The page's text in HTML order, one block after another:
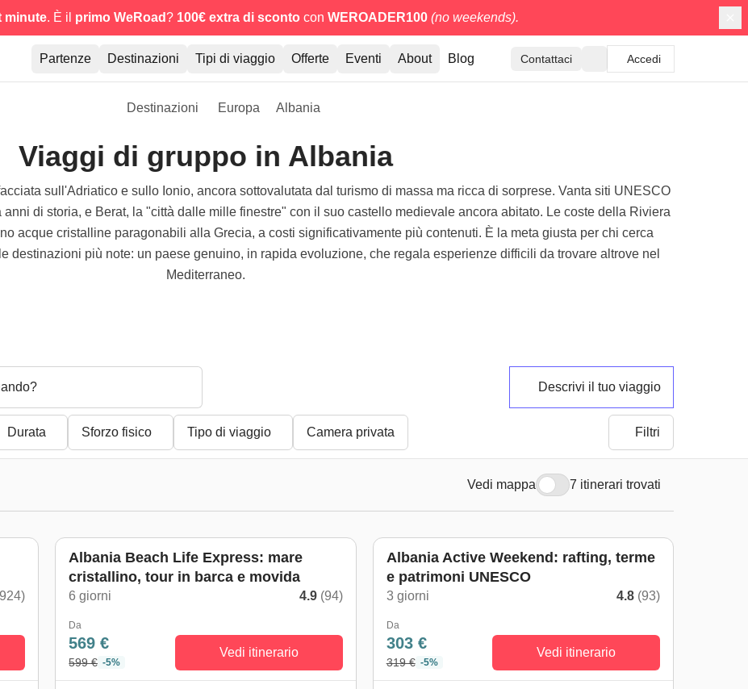
minute. È il primo WeRoad? 100€ extra di scontocon WEROADER100 (no weekends).
Partenze Destinazioni Tipi di viaggio Offerte Eventi About Blog Contattaci Accedi
Destinazioni Europa Albania
Viaggi di gruppo in Albania
sull'Adriatico e sullo Ionio, ancora sottovalutata dal turismo di massa ma ricca di sorprese. Vanta siti UNESCO
di storia, e Berat, la "città dalle mille finestre" con il suo castello medievale ancora abitato. Le coste della Riviera
acque cristalline paragonabili alla Grecia, a costi significativamente più contenuti. È la meta giusta per chi cerca
destinazioni più note: un paese genuino, in rapida evoluzione, che regala esperienze difficili da trovare altrove nel
Mediterraneo.
Descrivi il tuo viaggio
Durata Sforzo fisico Tipo di viaggio Camera privata Filtri
7 itinerari trovati
Vedi mappa
Albania Beach Life Express: mare
cristallino, tour in barca e movida
6 giorni 4.9 (94)
Da
569 €
599 € -5%
Vedi itinerario
Albania Active Weekend: rafting, terme
e patrimoni UNESCO
3 giorni 4.8 (93)
Da
303 €
319 € -5%
Vedi itinerario